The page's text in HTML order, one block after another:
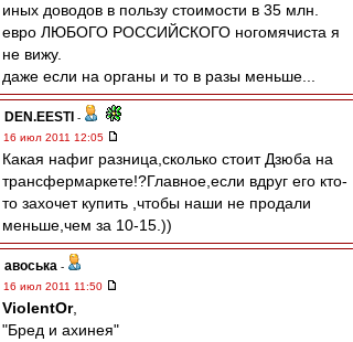
иных доводов в пользу стоимости в 35 млн.
евро ЛЮБОГО РОССИЙСКОГО ногомячиста я
не вижу.
даже если на органы и то в разы меньше...
DEN.EESTI -
16 июл 2011 12:05
Какая нафиг разница,сколько стоит Дзюба на
трансфермаркете!?Главное,если вдруг его кто-
то захочет купить ,чтобы наши не продали
меньше,чем за 10-15.))
авоська -
16 июл 2011 11:50
ViolentOr,
"Бред и ахинея"